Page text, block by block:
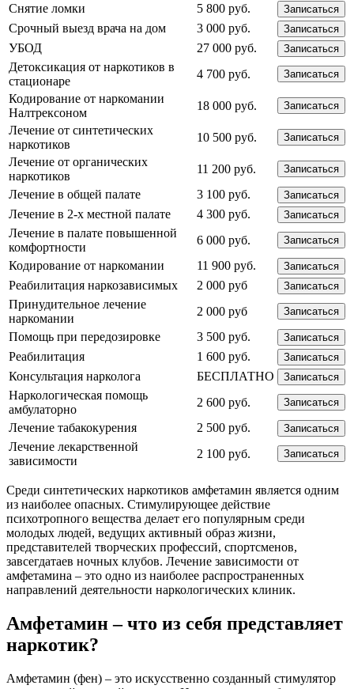
Снятие ломки 5 800 руб. Записаться
Срочный выезд врача на дом 3 000 руб. Записаться
УБОД 27 000 руб. Записаться
Детоксикация от наркотиков в
стационаре
4 700 руб. Записаться
Кодирование от наркомании
Налтрексоном
18 000 руб. Записаться
Лечение от синтетических
наркотиков
10 500 руб. Записаться
Лечение от органических
наркотиков
11 200 руб. Записаться
Лечение в общей палате 3 100 руб. Записаться
Лечение в 2-х местной палате 4 300 руб. Записаться
Лечение в палате повышенной
комфортности
6 000 руб. Записаться
Кодирование от наркомании 11 900 руб. Записаться
Реабилитация наркозависимых 2 000 руб Записаться
Принудительное лечение
наркомании
2 000 руб Записаться
Помощь при передозировке 3 500 руб. Записаться
Реабилитация 1 600 руб. Записаться
Консультация нарколога БЕСПЛАТНО Записаться
Наркологическая помощь
амбулаторно
2 600 руб. Записаться
Лечение табакокурения 2 500 руб. Записаться
Лечение лекарственной
зависимости
2 100 руб. Записаться
Среди синтетических наркотиков амфетамин является одним
из наиболее опасных. Стимулирующее действие
психотропного вещества делает его популярным среди
молодых людей, ведущих активный образ жизни,
представителей творческих профессий, спортсменов,
завсегдатаев ночных клубов. Лечение зависимости от
амфетамина – это одно из наиболее распространенных
направлений деятельности наркологических клиник.
Амфетамин – что из себя представляет
наркотик?
Амфетамин (фен) – это искусственно созданный стимулятор